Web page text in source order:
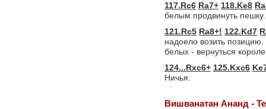
117.Rc6 Ra7+ 118.Ke8
белым продвинуть пешку.
121.Rc5 Ra8+! 122.Kd7
надоело возить
белых - вернуться
124...Rxc6+ 125.Kxc6
Ничья.
Вишванатан Ананд -